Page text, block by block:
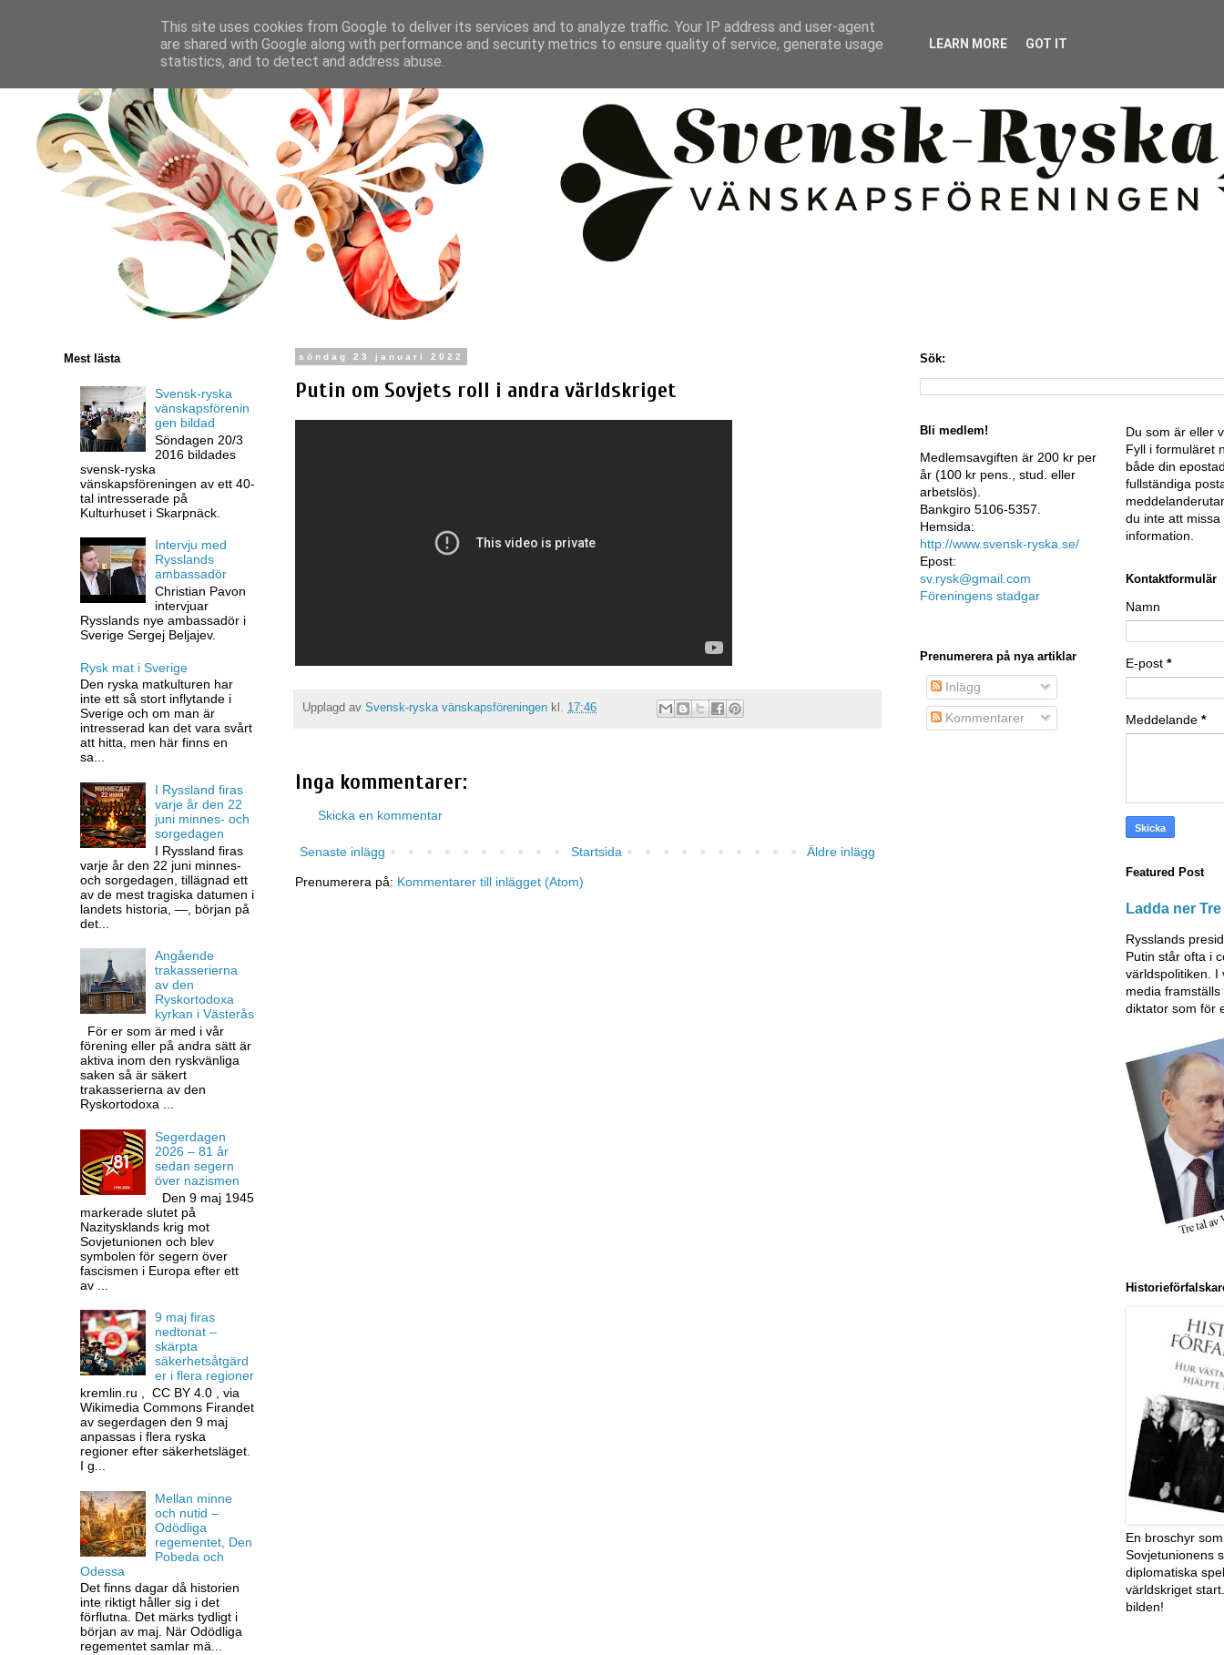
söndag 23 januari 2022
Putin om Sovjets roll i andra världskriget
Upplagd av Svensk-ryska vänskapsföreningen kl. 17:46
Inga kommentarer:
Skicka en kommentar
Senaste inlägg Äldre inlägg
Startsida
Prenumerera på: Kommentarer till inlägget (Atom)
Mest lästa
Svensk-ryska
vänskapsförenin
gen bildad
Söndagen 20/3
2016 bildades
svensk-ryska
vänskapsföreningen av ett 40-
tal intresserade på
Kulturhuset i Skarpnäck.
Intervju med
Rysslands
ambassadör
Christian Pavon
intervjuar
Rysslands nye ambassadör i
Sverige Sergej Beljajev.
Rysk mat i Sverige
Den ryska matkulturen har
inte ett så stort inflytande i
Sverige och om man är
intresserad kan det vara svårt
att hitta, men här finns en
sa...
I Ryssland firas
varje år den 22
juni minnes- och
sorgedagen
I Ryssland firas
varje år den 22 juni minnes-
och sorgedagen, tillägnad ett
av de mest tragiska datumen i
landets historia, —, början på
det...
Angående
trakasserierna
av den
Ryskortodoxa
kyrkan i Västerås
För er som är med i vår
förening eller på andra sätt är
aktiva inom den ryskvänliga
saken så är säkert
trakasserierna av den
Ryskortodoxa ...
Segerdagen
2026 – 81 år
sedan segern
över nazismen
Den 9 maj 1945
markerade slutet på
Nazitysklands krig mot
Sovjetunionen och blev
symbolen för segern över
fascismen i Europa efter ett
av ...
9 maj firas
nedtonat –
skärpta
säkerhetsåtgärd
er i flera regioner
kremlin.ru , CC BY 4.0 , via
Wikimedia Commons Firandet
av segerdagen den 9 maj
anpassas i flera ryska
regioner efter säkerhetsläget.
I g...
Mellan minne
och nutid –
Odödliga
regementet, Den
Pobeda och
Odessa
Det finns dagar då historien
inte riktigt håller sig i det
förflutna. Det märks tydligt i
början av maj. När Odödliga
regementet samlar mä...
Sök:
Bli medlem!
Medlemsavgiften är 200 kr per
år (100 kr pens., stud. eller
arbetslös).
Bankgiro 5106-5357.
Hemsida:
http://www.svensk-ryska.se/
Epost:
sv.rysk@gmail.com
Föreningens stadgar
Prenumerera på nya artiklar
Inlägg
Kommentarer
Du som är eller
Fyll i formuläret
både din
fullständiga
du inte att missa
information.
Kontaktformulär
Namn
E-post *
Meddelande *
Featured Post
Ladda ner
Rysslands
Putin står ofta i
världspolitiken. I
media
diktator som för
En broschyr
Sovjetunionens
diplomatiska
världskriget
bilden!
This site uses cookies from Google to deliver its services and to analyze traffic. Your IP address and user-agent
are shared with Google along with performance and security metrics to ensure quality of service, generate usage
statistics, and to detect and address abuse.
LEARN MORE GOT IT